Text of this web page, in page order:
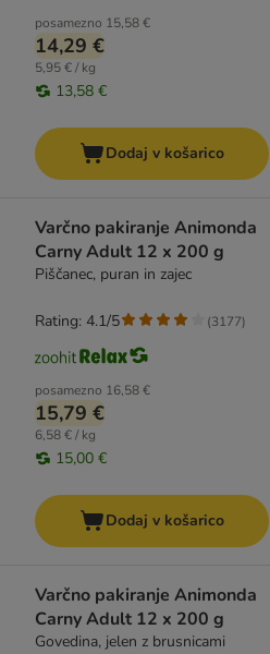
posamezno 15,58 €
14,29 €
5,95 € / kg
13,58 €
Dodaj v košarico
Varčno pakiranje Animonda
Carny Adult 12 x 200 g
Piščanec, puran in zajec
posamezno 16,58 €
15,79 €
6,58 € / kg
15,00 €
Rating: 4.1/5 (3177)
Dodaj v košarico
Varčno pakiranje Animonda
Carny Adult 12 x 200 g
Govedina, jelen z brusnicami